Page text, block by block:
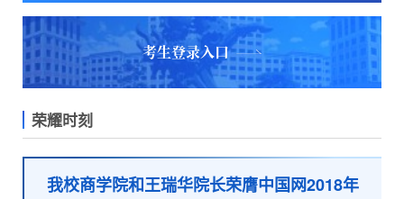
考生登录入口
荣耀时刻
我校商学院和王瑞华院长荣膺中国网2018年